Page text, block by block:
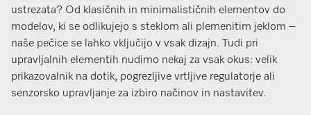
ustrezata? Od klasičnih in minimalističnih elementov do
modelov, ki se odlikujejo s steklom ali plemenitim jeklom –
naše pečice se lahko vključijo v vsak dizajn. Tudi pri
upravljalnih elementih nudimo nekaj za vsak okus: velik
prikazovalnik na dotik, pogrezljive vrtljive regulatorje ali
senzorsko upravljanje za izbiro načinov in nastavitev.